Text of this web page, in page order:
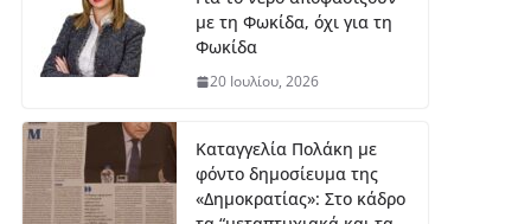
ημ
λλ
ιο
γι
α
με τη Φωκίδα, όχι για τη
Φωκίδα
20 Ιουλίου, 2026
Καταγγελία Πολάκη με
φόντο δημοσίευμα της
«Δημοκρατίας»: Στο κάδρο